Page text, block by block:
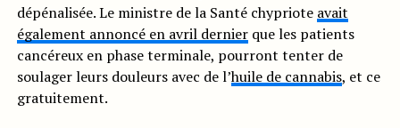
dépénalisée. Le ministre de la Santé chypriote avait
également annoncé en avril dernierque les patients
cancéreux en phase terminale, pourront tenter de
soulager leurs douleurs avec de l’huile de cannabis, et ce
gratuitement.